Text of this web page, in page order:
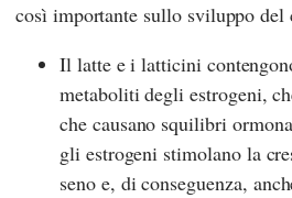
così importante sullo sviluppo del
Il latte e i latticini
metaboliti degli estrogeni,
che causano squilibri
gli estrogeni stimolano la
seno e, di conseguenza,